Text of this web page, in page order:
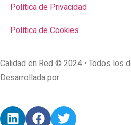
Política de Privacidad
Política de Cookies
Calidad en Red © 2024 • Todos los
Desarrollada por